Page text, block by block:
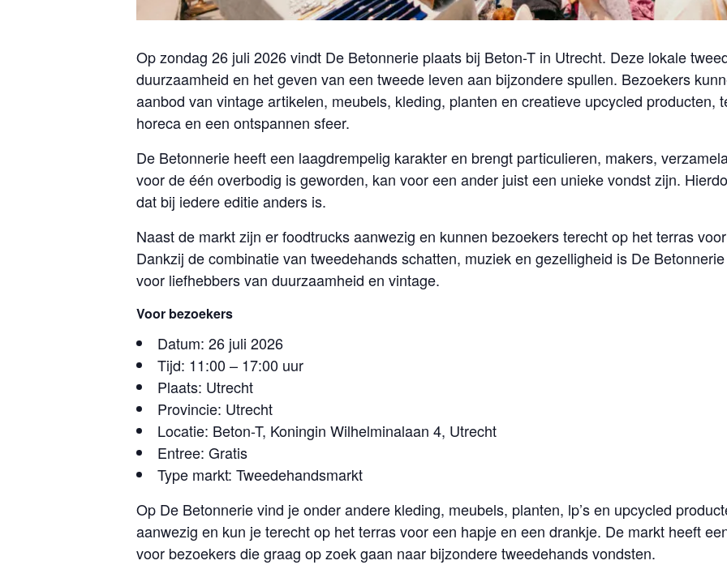
Op zondag 26 juli 2026 vindt De Betonnerie plaats bij Beton-T in Utrecht. Deze lokale
duurzaamheid en het geven van een tweede leven aan bijzondere spullen. Bezoekers
aanbod van vintage artikelen, meubels, kleding, planten en creatieve upcycled producten,
horeca en een ontspannen sfeer.
De Betonnerie heeft een laagdrempelig karakter en brengt particulieren, makers,
voor de één overbodig is geworden, kan voor een ander juist een unieke vondst zijn.
dat bij iedere editie anders is.
Naast de markt zijn er foodtrucks aanwezig en kunnen bezoekers terecht op het terras
Dankzij de combinatie van tweedehands schatten, muziek en gezelligheid is De
voor liefhebbers van duurzaamheid en vintage.
Voor bezoekers
Datum: 26 juli 2026
Tijd: 11:00 – 17:00 uur
Plaats: Utrecht
Provincie: Utrecht
Locatie: Beton-T, Koningin Wilhelminalaan 4, Utrecht
Entree: Gratis
Type markt: Tweedehandsmarkt
Op De Betonnerie vind je onder andere kleding, meubels, planten, lp’s en upcycled
aanwezig en kun je terecht op het terras voor een hapje en een drankje. De markt heeft
voor bezoekers die graag op zoek gaan naar bijzondere tweedehands vondsten.